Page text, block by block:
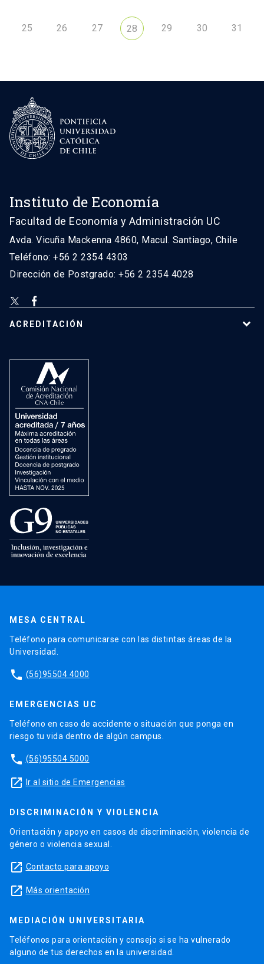
25 26 27 28 29 30 31
Instituto de Economía
Facultad de Economía y Administración UC
Avda. Vicuña Mackenna 4860, Macul. Santiago, Chile
Teléfono: +56 2 2354 4303
Dirección de Postgrado: +56 2 2354 4028
ACREDITACIÓN
MESA CENTRAL
Teléfono para comunicarse con las distintas áreas de la
Universidad.
phone (56)95504 4000
EMERGENCIAS UC
Teléfono en caso de accidente o situación que ponga en
riesgo tu vida dentro de algún campus.
phone (56)95504 5000
launch Ir al sitio de Emergencias
DISCRIMINACIÓN Y VIOLENCIA
Orientación y apoyo en casos de discriminación, violencia de
género o violencia sexual.
launch Contacto para apoyo
launch Más orientación
MEDIACIÓN UNIVERSITARIA
Teléfonos para orientación y consejo si se ha vulnerado
alguno de tus derechos en la universidad.